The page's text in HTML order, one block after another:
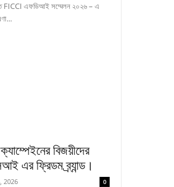
FICCI এফডিআই সম্মেলন ২০২৬ – এ
বিজয়ীদের
এর ফ্রিডম ব্র্যান্ড।
2026 0